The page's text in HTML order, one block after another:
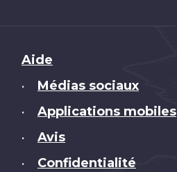
Brand
Aide
• Médias sociaux
• Applications mobiles
• Avis
• Confidentialité